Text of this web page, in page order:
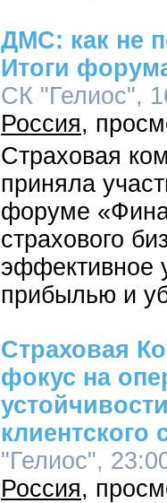
ДМС: как не
Итоги
СК "Гелиос",
Россия
Страховая
приняла
форуме
страхового
эффективное
прибылью и
Страховая
фокус на
клиентского
"Гелиос",
Россия